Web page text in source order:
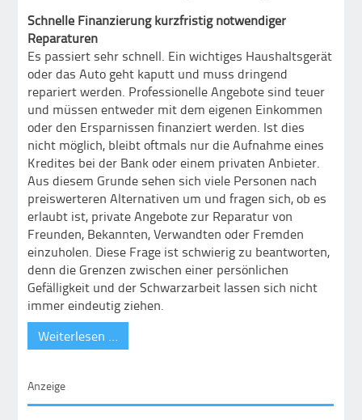
Schnelle Finanzierung kurzfristig notwendiger
Reparaturen
Es passiert sehr schnell. Ein wichtiges Haushaltsgerät
oder das Auto geht kaputt und muss dringend
repariert werden. Professionelle Angebote sind teuer
und müssen entweder mit dem eigenen Einkommen
oder den Ersparnissen finanziert werden. Ist dies
nicht möglich, bleibt oftmals nur die Aufnahme eines
Kredites bei der Bank oder einem privaten Anbieter.
Aus diesem Grunde sehen sich viele Personen nach
preiswerteren Alternativen um und fragen sich, ob es
erlaubt ist, private Angebote zur Reparatur von
Freunden, Bekannten, Verwandten oder Fremden
einzuholen. Diese Frage ist schwierig zu beantworten,
denn die Grenzen zwischen einer persönlichen
Gefälligkeit und der Schwarzarbeit lassen sich nicht
immer eindeutig ziehen.
Weiterlesen …
Anzeige